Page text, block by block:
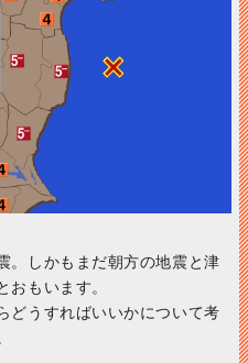
。しかもまだ朝方の地震と津
おもいます。
どうすればいいかについて考